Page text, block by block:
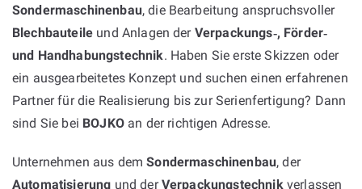
Sondermaschinenbau, die Bearbeitung anspruchsvoller
Blechbauteile und Anlagen der Verpackungs‑, Förder‑
und Handhabungstechnik. Haben Sie erste Skizzen oder
ein ausgearbeitetes Konzept und suchen einen erfahrenen
Partner für die Realisierung bis zur Serienfertigung? Dann
sind Sie bei BOJKOan der richtigen Adresse.
Unternehmen aus demSondermaschinenbau, der
Automatisierung und derVerpackungstechnikverlassen